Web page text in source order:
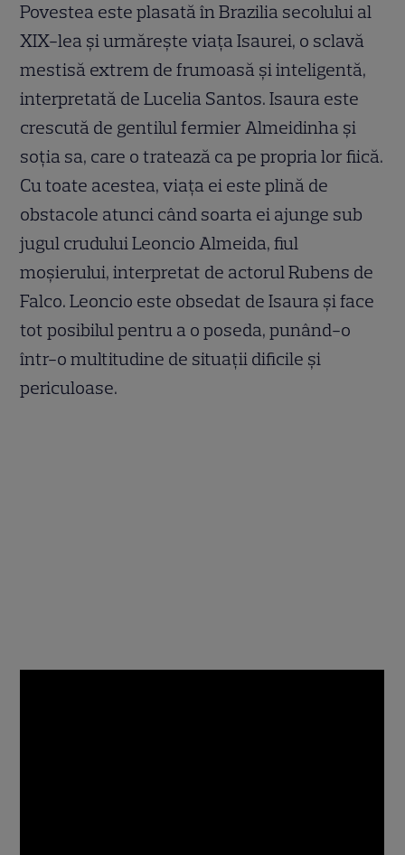
Povestea este plasată în Brazilia secolului al
XIX-lea și urmărește viața Isaurei, o sclavă
mestisă extrem de frumoasă și inteligentă,
interpretată de Lucelia Santos. Isaura este
crescută de gentilul fermier Almeidinha și
soția sa, care o tratează ca pe propria lor fiică.
Cu toate acestea, viața ei este plină de
obstacole atunci când soarta ei ajunge sub
jugul crudului Leoncio Almeida, fiul
moșierului, interpretat de actorul Rubens de
Falco. Leoncio este obsedat de Isaura și face
tot posibilul pentru a o poseda, punând-o
într-o multitudine de situații dificile și
periculoase.